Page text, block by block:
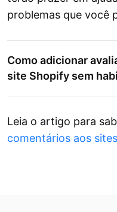
problemas que você
Como adicionar
site Shopify sem
Leia o artigo para
comentários aos